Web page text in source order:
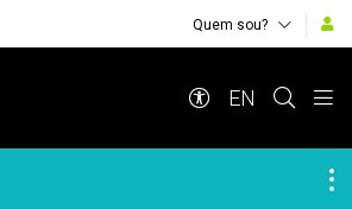
Quem sou?
EN